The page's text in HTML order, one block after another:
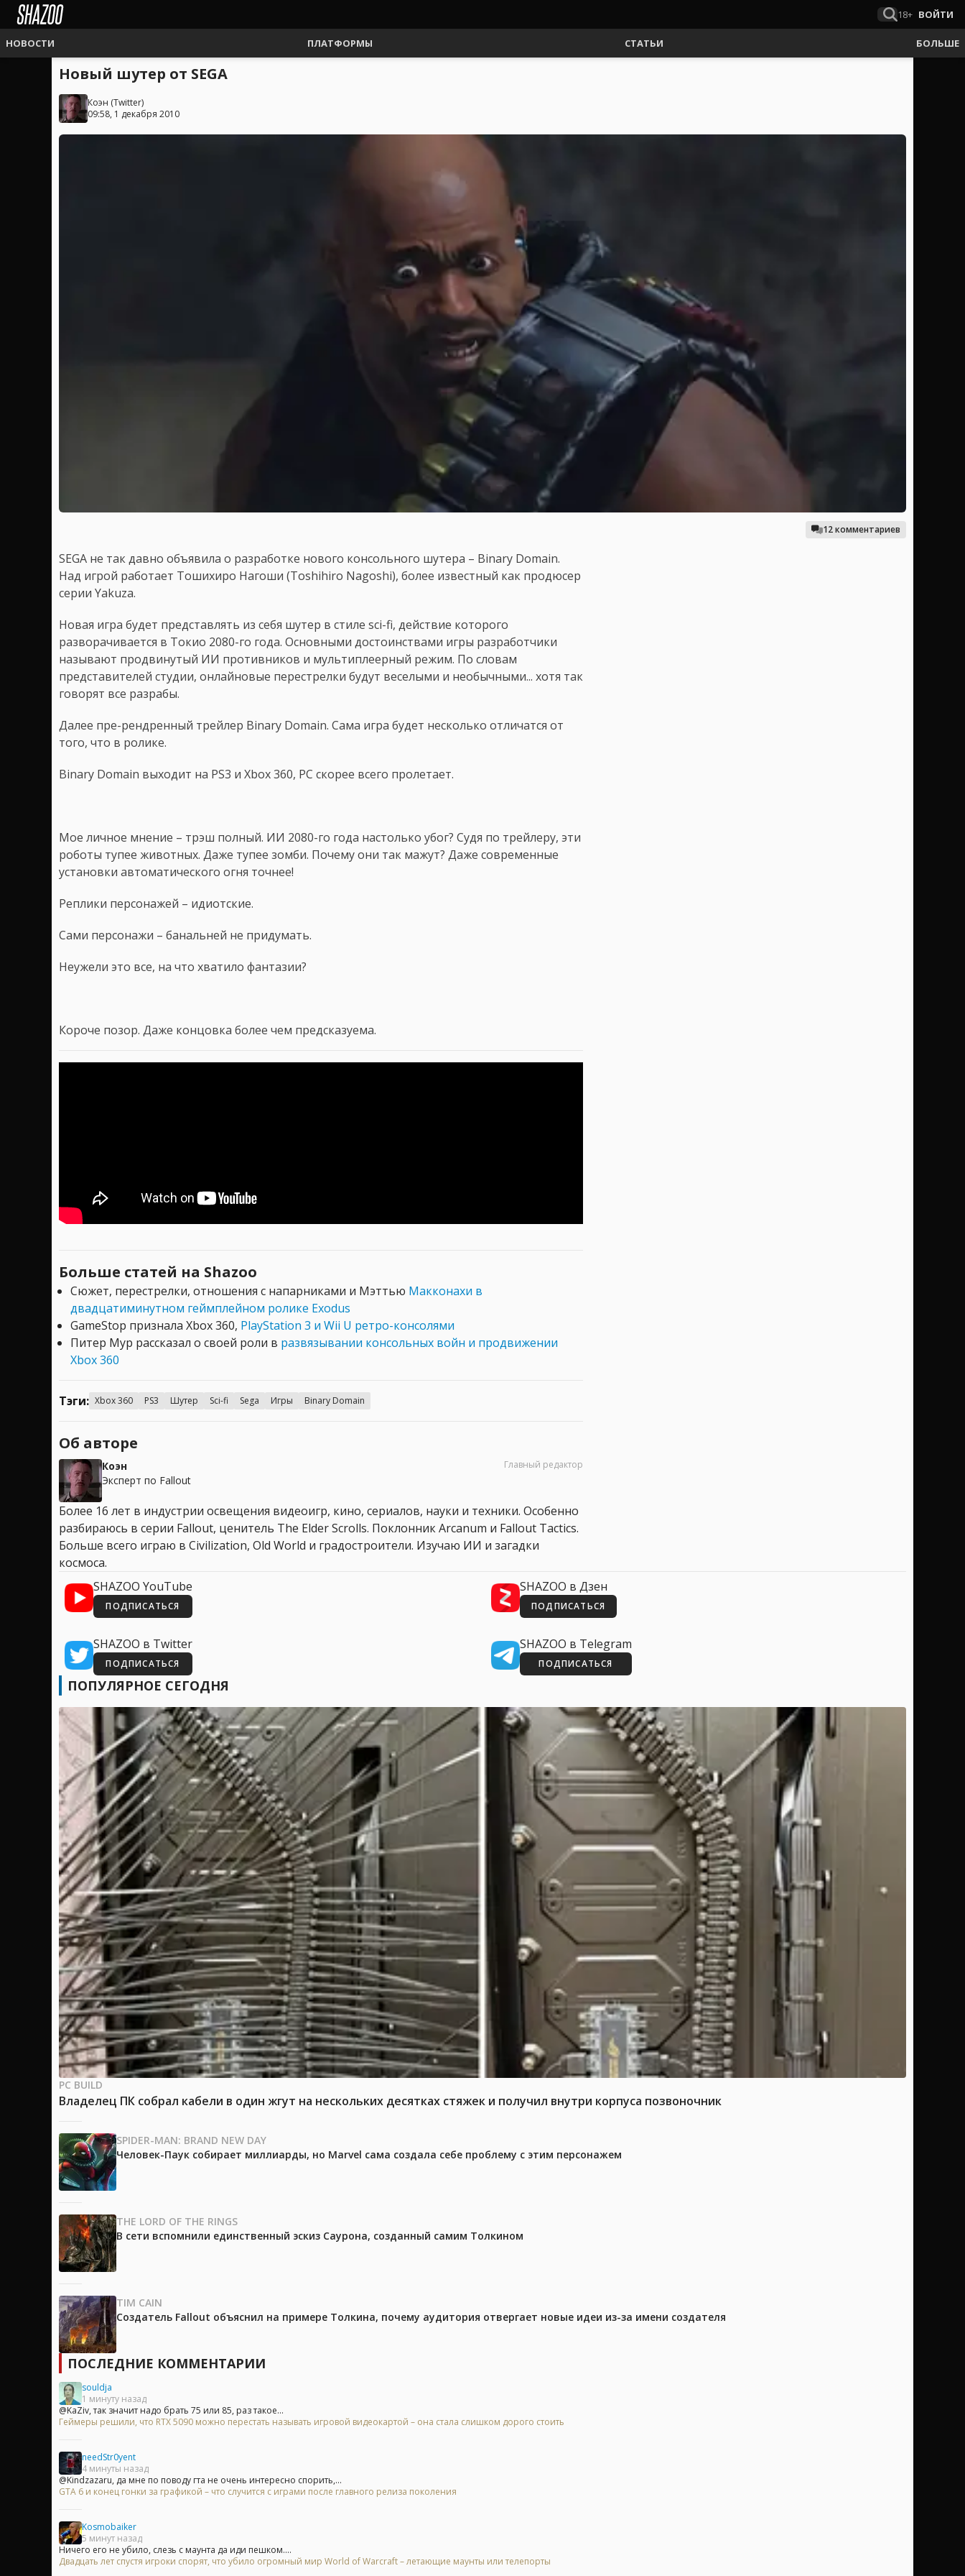
18+ ВОЙТИ
НОВОСТИ ПЛАТФОРМЫ СТАТЬИ БОЛЬШЕ
Новый шутер от SEGA
Коэн (Twitter)
09:58, 1 декабря 2010
12 комментариев
SEGA не так давно объявила о разработке нового консольного шутера – Binary Domain.
Над игрой работает Тошихиро Нагоши (Toshihiro Nagoshi), более известный как продюсер
серии Yakuza.
Новая игра будет представлять из себя шутер в стиле sci-fi, действие которого
разворачивается в Токио 2080-го года. Основными достоинствами игры разработчики
называют продвинутый ИИ противников и мультиплеерный режим. По словам
представителей студии, онлайновые перестрелки будут веселыми и необычными... хотя так
говорят все разрабы.
Далее пре-рендренный трейлер Binary Domain. Сама игра будет несколько отличатся от
того, что в ролике.
Binary Domain выходит на PS3 и Xbox 360, PC скорее всего пролетает.
Мое личное мнение – трэш полный. ИИ 2080-го года настолько убог? Судя по трейлеру, эти
роботы тупее животных. Даже тупее зомби. Почему они так мажут? Даже современные
установки автоматического огня точнее!
Реплики персонажей – идиотские.
Сами персонажи – банальней не придумать.
Неужели это все, на что хватило фантазии?
Короче позор. Даже концовка более чем предсказуема.
Больше статей на Shazoo
Сюжет, перестрелки, отношения с напарниками и Мэттью Макконахи в
двадцатиминутном геймплейном ролике Exodus
GameStop признала Xbox 360, PlayStation 3 и Wii U ретро-консолями
Питер Мур рассказал о своей роли в развязывании консольных войн и продвижении
Xbox 360
Тэги: Xbox 360 PS3 Шутер Sci-fi Sega Игры Binary Domain
Об авторе
Коэн
Эксперт по Fallout
Главный редактор
Более 16 лет в индустрии освещения видеоигр, кино, сериалов, науки и техники. Особенно
разбираюсь в серии Fallout, ценитель The Elder Scrolls. Поклонник Arcanum и Fallout Tactics.
Больше всего играю в Civilization, Old World и градостроители. Изучаю ИИ и загадки
космоса.
SHAZOO YouTube
ПОДПИСАТЬСЯ
SHAZOO в Дзен
ПОДПИСАТЬСЯ
SHAZOO в Twitter
ПОДПИСАТЬСЯ
SHAZOO в Telegram
ПОДПИСАТЬСЯ
ПОПУЛЯРНОЕ СЕГОДНЯ
PC BUILD
Владелец ПК собрал кабели в один жгут на нескольких десятках стяжек и получил внутри корпуса позвоночник
SPIDER-MAN: BRAND NEW DAY
Человек-Паук собирает миллиарды, но Marvel сама создала себе проблему с этим персонажем
THE LORD OF THE RINGS
В сети вспомнили единственный эскиз Саурона, созданный самим Толкином
TIM CAIN
Создатель Fallout объяснил на примере Толкина, почему аудитория отвергает новые идеи из-за имени создателя
ПОСЛЕДНИЕ КОММЕНТАРИИ
souldja
1 минуту назад
@KaZiv, так значит надо брать 75 или 85, раз такое...
Геймеры решили, что RTX 5090 можно перестать называть игровой видеокартой – она стала слишком дорого стоить
needStr0yent
4 минуты назад
@Kindzazaru, да мне по поводу гта не очень интересно спорить,...
GTA 6 и конец гонки за графикой – что случится с играми после главного релиза поколения
Kosmobaiker
5 минут назад
Ничего его не убило, слезь с маунта да иди пешком....
Двадцать лет спустя игроки спорят, что убило огромный мир World of Warcraft – летающие маунты или телепорты